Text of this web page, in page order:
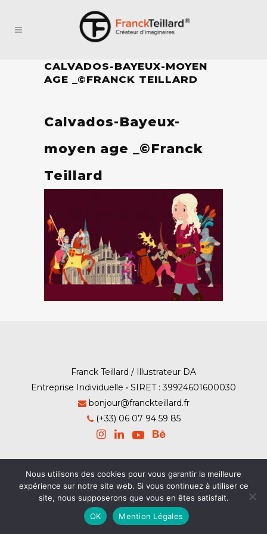
CALVADOS-BAYEUX-MOYEN
AGE _©FRANCK TEILLARD
Calvados-Bayeux-
moyen age _©Franck
Teillard
Franck Teillard / Illustrateur DA
Entreprise Individuelle • SIRET : 39924601600030
bonjour@franckteillard.fr
(+33) 06 07 94 59 85
Mention Légales -Contact
© Franck Teillard 2026
Nous utilisons des cookies pour vous garantir la meilleure
expérience sur notre site web. Si vous continuez à utiliser ce
site, nous supposerons que vous en êtes satisfait.
OK
Mention Légales